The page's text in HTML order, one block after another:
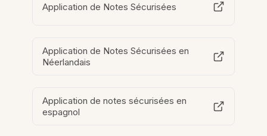
Application de Notes Sécurisées
Application de Notes Sécurisées en
Néerlandais
Application de notes sécurisées en
espagnol